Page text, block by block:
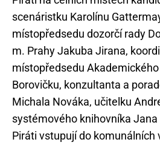
scenáristku Karolínu
místopředsedu dozorčí rady
m. Prahy Jakuba Jirana,
místopředsedu
Borovičku, konzultanta a
Michala Nováka, učitelku
systémového knihovníka Jana
Piráti vstupují do komunálních